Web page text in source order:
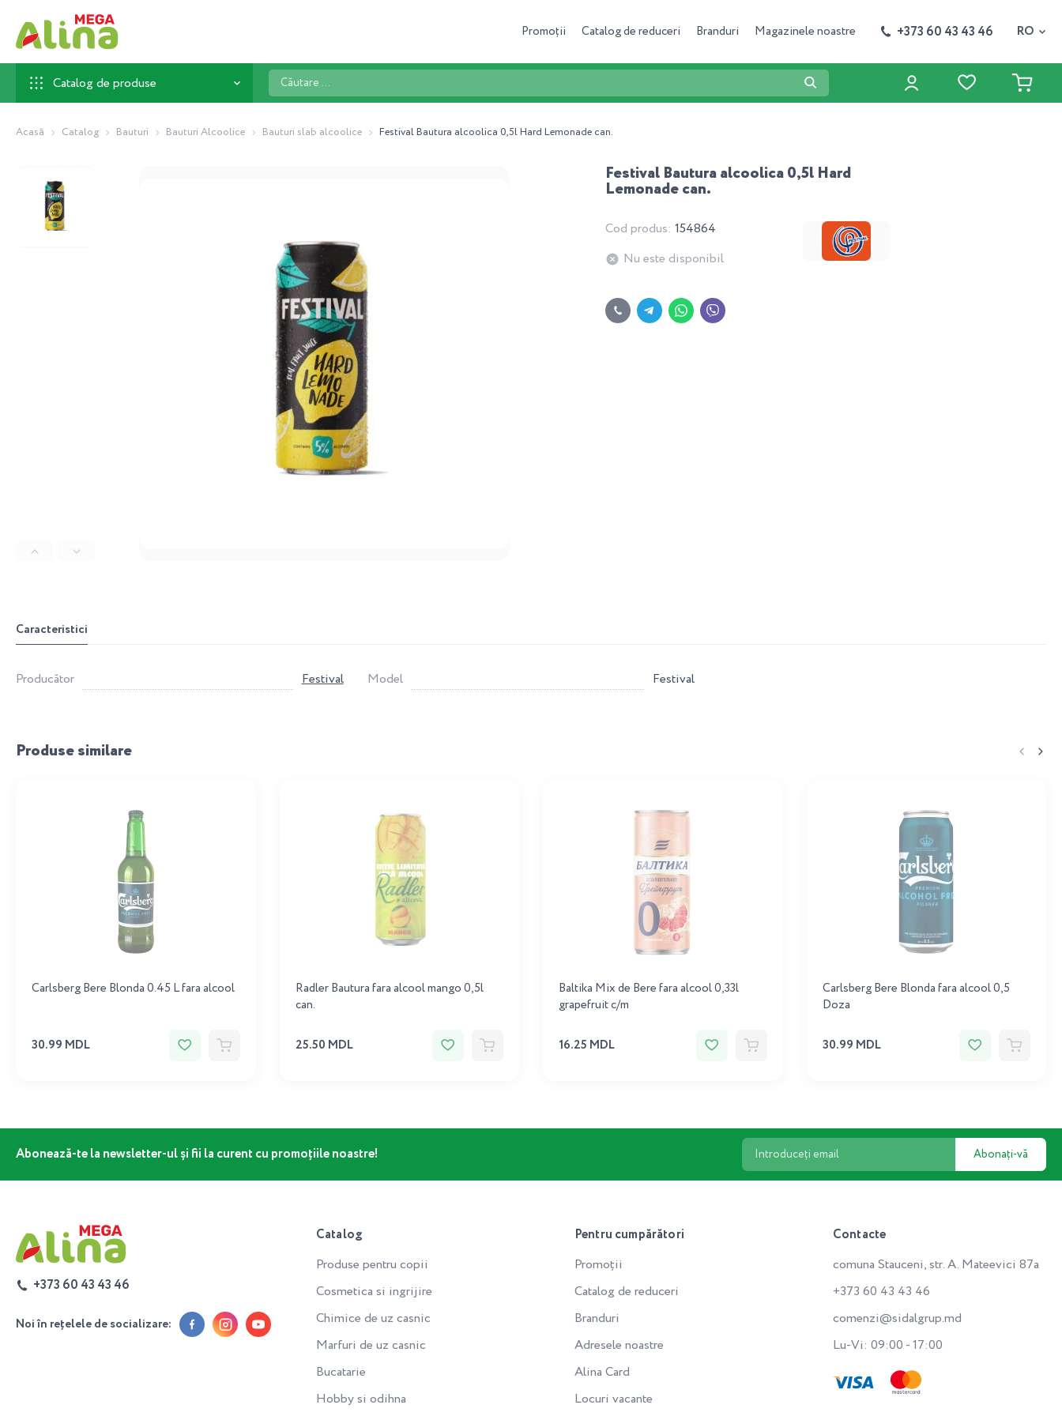
Promoții Catalog de reduceri Branduri Magazinele noastre +373 60 43 43 46 RO
Catalog de produse
Căutare
...
Acasă Catalog Bauturi Bauturi Alcoolice Bauturi slab alcoolice Festival Bautura alcoolica 0,5l Hard Lemonade can.
Festival Bautura alcoolica 0,5l Hard
Lemonade can.
Cod produs: 154864
Nu este disponibil
Caracteristici
Producător Festival Model Festival
Produse similare
Carlsberg Bere Blonda 0.45 L fara alcool
30.99 MDL
Radler Bautura fara alcool mango 0,5l
can.
25.50 MDL
Baltika Mix de Bere fara alcool 0,33l
grapefruit c/m
16.25 MDL
Carlsberg Bere Blonda fara alcool 0,5
Doza
30.99 MDL
Abonează-te la newsletter-ul și fii la curent cu promoțiile noastre! Abonați-vă
+373 60 43 43 46
Noi în rețelele de socializare:
Catalog
Produse pentru copii
Cosmetica si ingrijire
Chimice de uz casnic
Marfuri de uz casnic
Bucatarie
Hobby si odihna
Pentru cumpărători
Promoții
Catalog de reduceri
Branduri
Adresele noastre
Alina Card
Locuri vacante
Contacte
comuna Stauceni, str. A. Mateevici 87a
+373 60 43 43 46
comenzi@sidalgrup.md
Lu-Vi: 09:00 - 17:00